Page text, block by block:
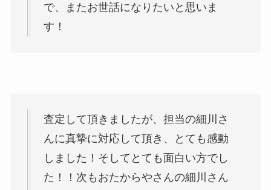
で、またお世話になりたいと思いま
す！
査定して頂きましたが、担当の細川さ
んに真摯に対応して頂き、とても感動
しました！そしてとても面白い方でし
た！！次もおたからやさんの細川さん